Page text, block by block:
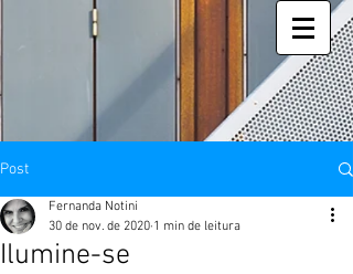
Post
Ilumine-se
Fernanda Notini
30 de nov. de 2020 1 min de leitura